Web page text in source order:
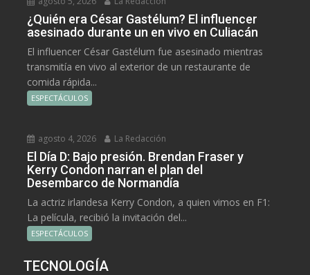
¿Quién era César Gastélum? El influencer
asesinado durante un en vivo en Culiacán
El influencer César Gastélum fue asesinado mientras
transmitía en vivo al exterior de un restaurante de
comida rápida...
ESPECTÁCULOS
agosto 4, 2026 La Redacción
El Día D: Bajo presión. Brendan Fraser y
Kerry Condon narran el plan del
Desembarco de Normandía
La actriz irlandesa Kerry Condon, a quien vimos en F1:
La película, recibió la invitación del...
ESPECTÁCULOS
TECNOLOGÍA